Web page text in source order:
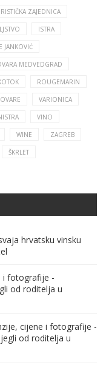
ZAJEDNICA
ISTRA
JANKOVIĆ
MEDVEDGRAD
ROUGEMARIN
VARIONICA
VINO
WINE ZAGREB
ŠKRLET
hrvatsku vinsku
i fotografije -
od roditelja u
cijene i fotografije -
od roditelja u